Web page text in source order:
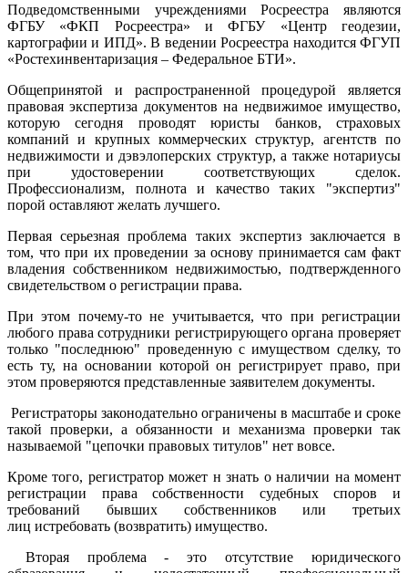
Подведомственными учреждениями Росреестра являются
ФГБУ «ФКП Росреестра» и ФГБУ «Центр геодезии,
картографии и ИПД». В ведении Росреестра находится ФГУП
«Ростехинвентаризация – Федеральное БТИ».
Общепринятой и распространенной процедурой является
правовая экспертиза документов на недвижимое имущество,
которую сегодня проводят юристы банков, страховых
компаний и крупных коммерческих структур, агентств по
недвижимости и дэвэлоперских структур, а также нотариусы
при удостоверении соответствующих сделок.
Профессионализм, полнота и качество таких "экспертиз"
порой оставляют желать лучшего.
Первая серьезная проблема таких экспертиз заключается в
том, что при их проведении за основу принимается сам факт
владения собственником недвижимостью, подтвержденного
свидетельством о регистрации права.
При этом почему-то не учитывается, что при регистрации
любого права сотрудники регистрирующего органа проверяет
только "последнюю" проведенную с имуществом сделку, то
есть ту, на основании которой он регистрирует право, при
этом проверяются представленные заявителем документы.
Регистраторы законодательно ограничены в масштабе и сроке
такой проверки, а обязанности и механизма проверки так
называемой "цепочки правовых титулов" нет вовсе.
Кроме того, регистратор может н знать о наличии на момент
регистрации права собственности судебных споров и
требований бывших собственников или третьих
лиц истребовать (возвратить) имущество.
Вторая проблема - это отсутствие юридического